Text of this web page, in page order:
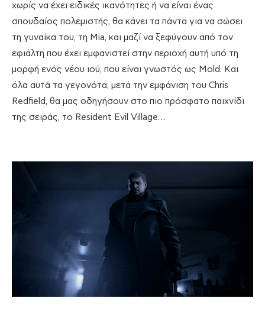
χωρίς να έχει ειδικές ικανότητες ή να είναι ένας
σπουδαίος πολεμιστής, θα κάνει τα πάντα για να σώσει
τη γυναίκα του, τη Mia, και μαζί να ξεφύγουν από τον
εφιάλτη που έχει εμφανιστεί στην περιοχή αυτή υπό τη
μορφή ενός νέου ιού, που είναι γνωστός ως Mold. Και
όλα αυτά τα γεγονότα, μετά την εμφάνιση του Chris
Redfield, θα μας οδηγήσουν στο πιο πρόσφατο παιχνίδι
της σειράς, το Resident Evil Village…